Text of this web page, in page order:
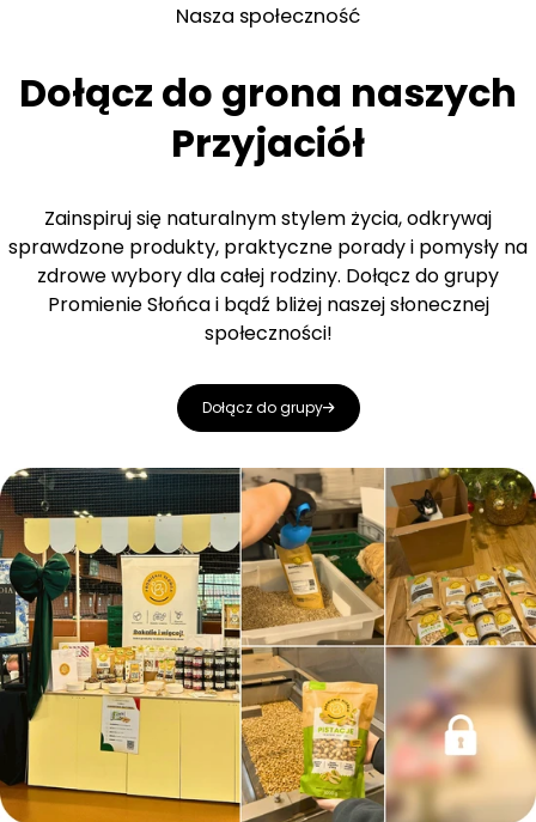
Nasza społeczność
Dołącz do grona naszych
Przyjaciół
Zainspiruj się naturalnym stylem życia, odkrywaj
sprawdzone produkty, praktyczne porady i pomysły na
zdrowe wybory dla całej rodziny. Dołącz do grupy
Promienie Słońca i bądź bliżej naszej słonecznej
społeczności!
Dołącz do grupy